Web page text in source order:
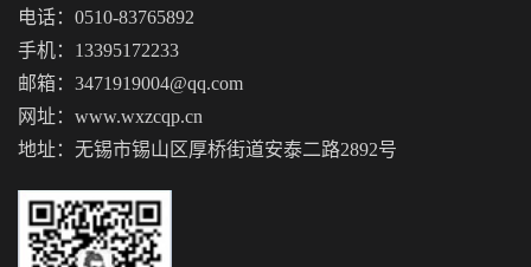
电话：0510-83765892
手机：13395172233
邮箱：3471919004@qq.com
网址：www.wxzcqp.cn
地址：无锡市锡山区厚桥街道安泰二路2892号